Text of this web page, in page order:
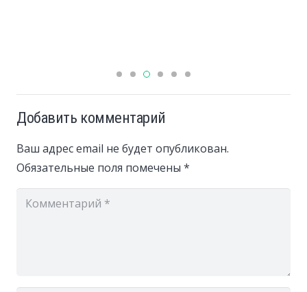
Добавить комментарий
Ваш адрес email не будет опубликован.
Обязательные поля помечены *